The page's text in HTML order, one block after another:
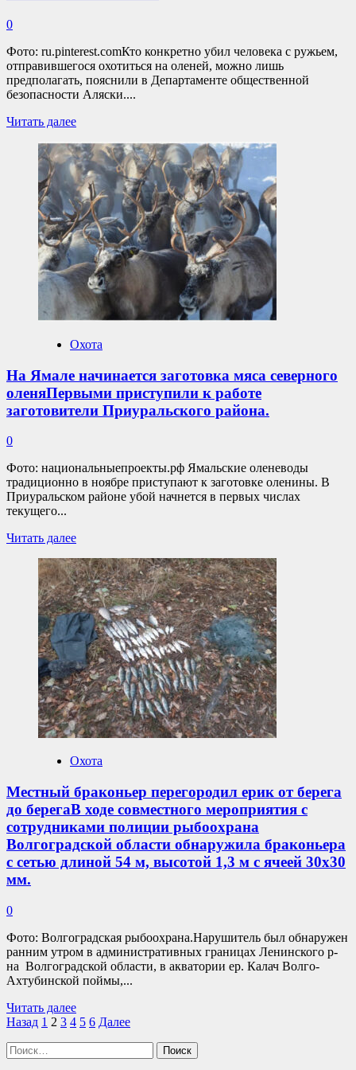
0
Фото: ru.pinterest.comКто конкретно убил человека с ружьем,
отправившегося охотиться на оленей, можно лишь
предполагать, пояснили в Департаменте общественной
безопасности Аляски....
Читать далееПрочитать
о
Охотник
оружием
не
смог
отбиться
от
медведей
на
АляскеОб
исчезновении
охотника
его
вечером
29
октября,
в
нашли
лишь
останки.
Охота
На Ямале начинается заготовка мяса северного
оленяПервыми приступили к работе
заготовители Приуральского района.
0
Фото: национальныепроекты.рф Ямальские оленеводы
традиционно в ноябре приступают к заготовке оленины. В
Приуральском районе убой начнется в первых числах
текущего...
Читать далееПрочитать
о
На
Ямале
начинается
заготовка
мяса
северного
оленяПервыми
приступили
к
работе
заготовители
Приуральского
Охота
Местный браконьер перегородил ерик от берега
до берегаВ ходе совместного мероприятия с
сотрудниками полиции рыбоохрана
Волгоградской области обнаружила браконьера
с сетью длиной 54 м, высотой 1,3 м с ячеей 30х30
мм.
0
Фото: Волгоградская рыбоохрана.Нарушитель был обнаружен
ранним утром в административных границах Ленинского р-
на Волгоградской области, в акватории ер. Калач Волго-
Ахтубинской поймы,...
Читать далееПрочитать
больше
Пагинация
записей
Назад 1 2 3 4 5 6 Далее
Найти: